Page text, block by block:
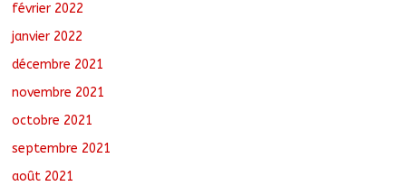
février 2022
janvier 2022
décembre 2021
novembre 2021
octobre 2021
septembre 2021
août 2021